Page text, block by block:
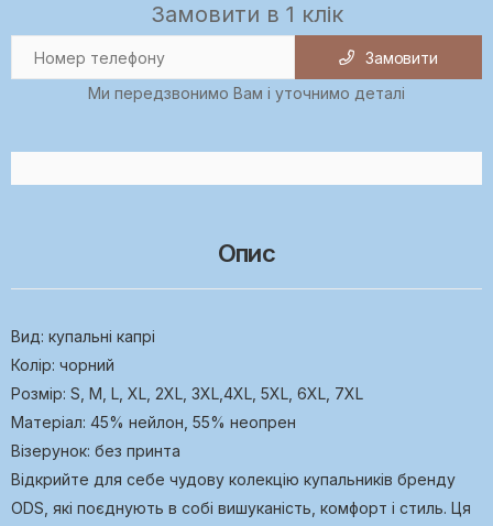
Замовити в 1 клік
Замовити
Ми передзвонимо Вам і уточнимо деталі
Опис
Вид: купальні капрі
Колір: чорний
Розмір: S, M, L, XL, 2XL, 3XL,4XL, 5XL, 6XL, 7XL
Матеріал: 45% нейлон, 55% неопрен
Візерунок: без принта
Відкрийте для себе чудову колекцію купальників бренду
ODS, які поєднують в собі вишуканість, комфорт і стиль. Ця